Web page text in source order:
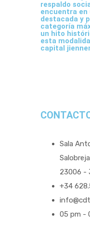
respaldo
encuentra en
destacada y
categoría
un hito
esta
capital
Sala
23006 -
+34
05 pm -